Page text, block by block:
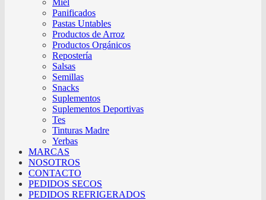
Miel
Panificados
Pastas Untables
Productos de Arroz
Productos Orgánicos
Repostería
Salsas
Semillas
Snacks
Suplementos
Suplementos Deportivas
Tes
Tinturas Madre
Yerbas
MARCAS
NOSOTROS
CONTACTO
PEDIDOS SECOS
PEDIDOS REFRIGERADOS